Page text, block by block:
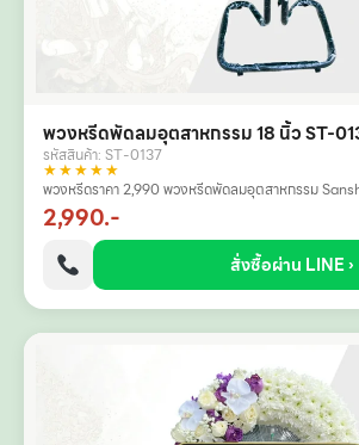
พวงหรีดพัดลมอุตสาหกรรม 18 นิ้ว ST-
รหัสสินค้า: ST-0137
★★★★★
พวงหรีดราคา 2,990 พวงหรีดพัดลมอุตสาหกรรม
2,990.-
สั่งซื้อผ่าน LINE ›